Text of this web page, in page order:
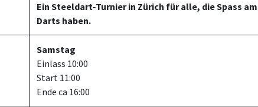
Ein Steeldart‑Turnier in Zürich für alle, die Spass am
Darts haben.
Samstag
Einlass 10:00
Start 11:00
Ende ca 16:00